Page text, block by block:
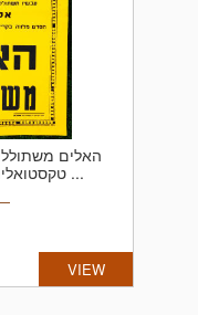
האלים
טקסטואלית מקורית של סרט הפולחן ...
VIEW